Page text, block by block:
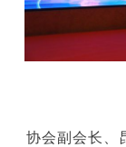
会副会长、昆